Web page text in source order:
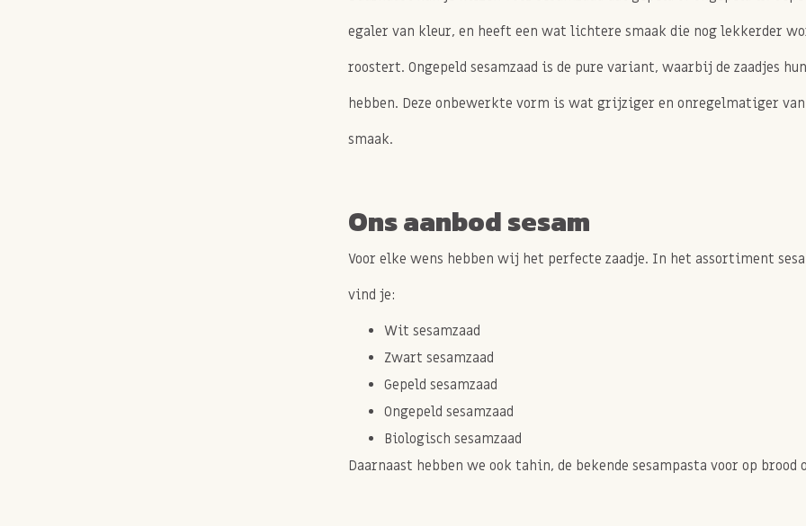
egaler van kleur, en heeft een wat lichtere smaak die nog lekkerder
roostert. Ongepeld sesamzaad is de pure variant, waarbij de zaadjes
hebben. Deze onbewerkte vorm is wat grijziger en onregelmatiger
smaak.
Ons aanbod sesam
Voor elke wens hebben wij het perfecte zaadje. In het assortiment
vind je:
Wit sesamzaad
Zwart sesamzaad
Gepeld sesamzaad
Ongepeld sesamzaad
Biologisch sesamzaad
Daarnaast hebben we ook tahin, de bekende sesampasta voor op